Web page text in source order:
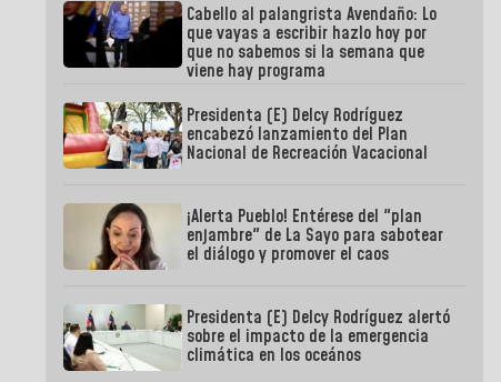
Cabello al palangrista Avendaño: Lo
que vayas a escribir hazlo hoy por
que no sabemos si la semana que
viene hay programa
Presidenta (E) Delcy Rodríguez
encabezó lanzamiento del Plan
Nacional de Recreación Vacacional
¡Alerta Pueblo! Entérese del "plan
enjambre" de La Sayo para sabotear
el diálogo y promover el caos
Presidenta (E) Delcy Rodríguez alertó
sobre el impacto de la emergencia
climática en los oceános